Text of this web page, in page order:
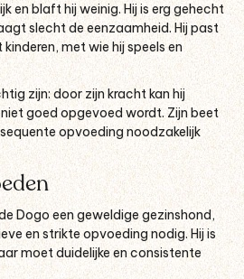
en blaft hij weinig. Hij is erg gehecht
slecht de eenzaamheid. Hij past
met wie hij speels en
zijn: door zijn kracht kan hij
goed opgevoed wordt. Zijn beet
opvoeding noodzakelijk
Dogo een geweldige gezinshond,
en strikte opvoeding nodig. Hij is
moet duidelijke en consistente